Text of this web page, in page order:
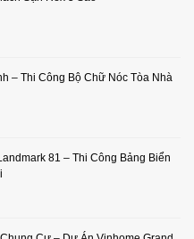
– Thi Công Bộ Chữ Nóc Tòa Nhà
81 – Thi Công Bảng Biển